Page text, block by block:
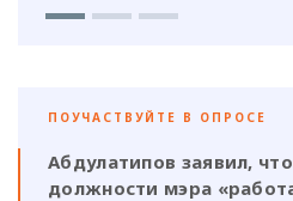
ПОУЧАСТВУЙТЕ В ОПРОСЕ
Абдулатипов заявил,
должности мэра